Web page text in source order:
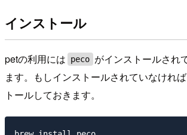
インストール
petの利用には peco がインストールされ
ます。もしインストールされていなけれ
トールしておきます。